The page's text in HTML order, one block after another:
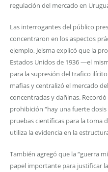
regulación del mercado en
Las interrogantes del público
concentraron en los aspectos
ejemplo, Jelsma explicó que la
Estados Unidos de 1936 —el
para la supresión del trafico
mafias y centralizó el mercado
concentradas y dañinas.
prohibición “hay una fuerte
pruebas científicas para la toma
utiliza la evidencia en la
También agregó que la “guerra
papel importante para justificar